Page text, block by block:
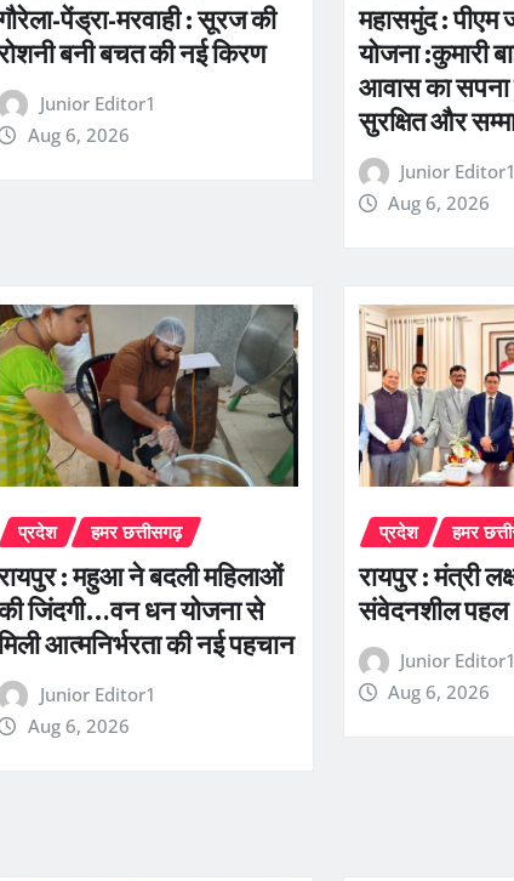
पेंड्रा-मरवाही : सूरज की
बनी बचत की नई किरण
Junior Editor1
Aug 6, 2026
महासमुंद :
योजना :कुमारी
आवास का सपना
सुरक्षित और
Junior Editor1
Aug 6, 2026
प्रदेश हमर छत्तीसगढ़
: महुआ ने बदली महिलाओं
जिंदगी…वन धन योजना से
आत्मनिर्भरता की नई पहचान
Junior Editor1
Aug 6, 2026
प्रदेश हमर
रायपुर : मंत्री
संवेदनशील पहल
Junior Editor1
Aug 6, 2026